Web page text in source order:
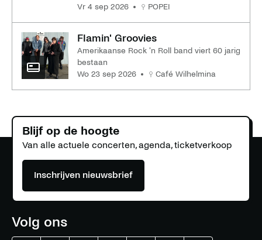
vr 4 sep 2026
POPEI
Flamin' Groovies
Amerikaanse Rock 'n Roll band viert 60 jarig
bestaan
wo 23 sep 2026
Café Wilhelmina
Blijf op de hoogte
Van alle actuele concerten, agenda, ticketverkoop
Inschrijven nieuwsbrief
Volg ons